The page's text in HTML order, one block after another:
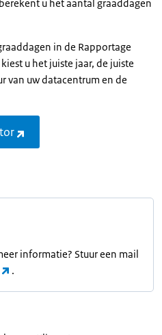
u het aantal graaddagen
in de Rapportage
u het juiste jaar, de juiste
van uw datacentrum en de
informatie? Stuur een mail
.